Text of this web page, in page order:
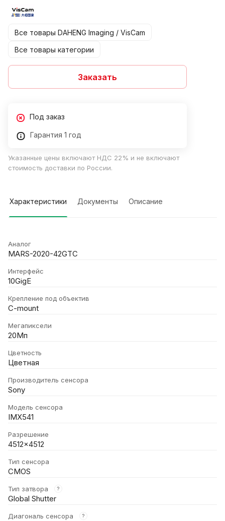
Все товары DAHENG Imaging / VisCam
Все товары категории
Заказать
Под заказ
Гарантия 1 год
Указанные цены включают НДС 22% и не включают
стоимость доставки по России.
Характеристики Документы Описание
Аналог
MARS-2020-42GTC
Интерфейс
10GigE
Крепление под объектив
C-mount
Мегапиксели
20Мп
Цветность
Цветная
Производитель сенсора
Sony
Модель сенсора
IMX541
Разрешение
4512x4512
Тип сенсора
CMOS
Тип затвора ?
Global Shutter
Диагональ сенсора ?